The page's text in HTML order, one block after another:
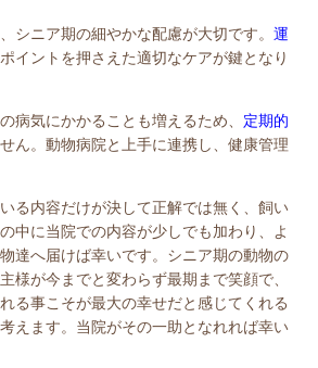
シニア期の細やかな配慮が大切です。 運
イントを押さえた適切なケアが鍵となり
病気にかかることも増えるため、 定期的
ん。動物病院と上手に連携し、健康管理
る内容だけが決して正解では無く、飼い
中に当院での内容が少しでも加わり、よ
達へ届けば幸いです。シニア期の動物の
様が今までと変わらず最期まで笑顔で、
る事こそが最大の幸せだと感じてくれる
えます。当院がその一助となれれば幸い